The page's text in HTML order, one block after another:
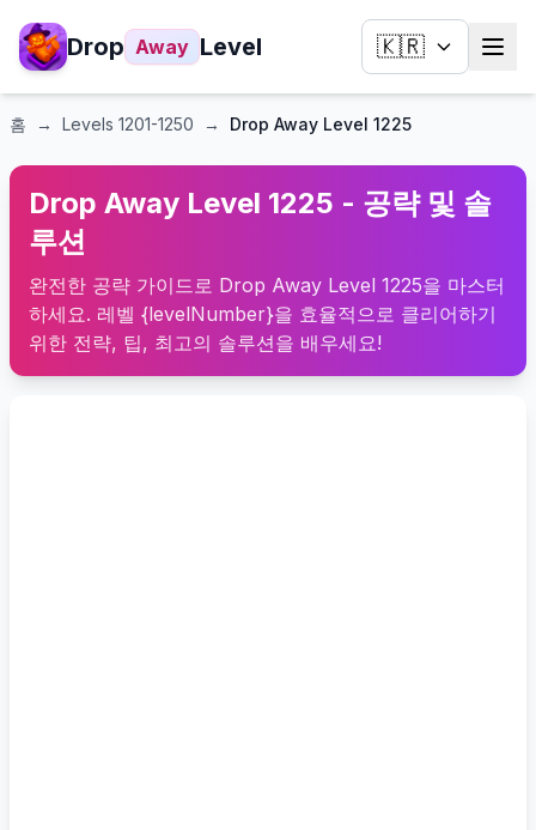
Drop Away Level 🇰🇷
홈 → Levels 1201-1250 → Drop Away Level 1225
Drop Away Level 1225 - 공략 및 솔
루션
완전한 공략 가이드로 Drop Away Level 1225을 마스터
하세요. 레벨 {levelNumber}을 효율적으로 클리어하기
위한 전략, 팁, 최고의 솔루션을 배우세요!